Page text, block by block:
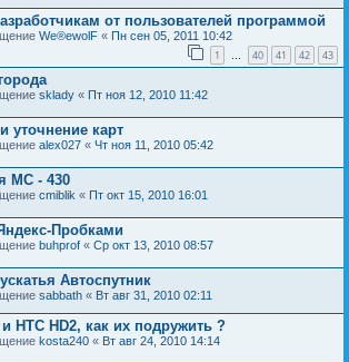
от пользователей программой
We®ewolF « Пн сен 05, 2011 10:42
1 … 40 41 42 43
sklady « Пт ноя 12, 2010 11:42
уточнение карт
alex027 « Чт ноя 11, 2010 05:42
МС - 430
cmiblik « Пт окт 15, 2010 16:01
Пробками
buhprof « Ср окт 13, 2010 08:57
Автоспутник
sabbath « Вт авг 31, 2010 02:11
HTC HD2, как их подружить ?
kosta240 « Вт авг 24, 2010 14:14